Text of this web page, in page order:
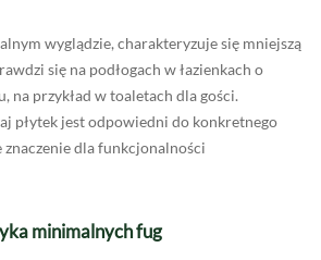
wyglądzie, charakteryzuje się mniejszą
się na podłogach w łazienkach o
na przykład w toaletach dla gości.
płytek jest odpowiedni do konkretnego
znaczenie dla funkcjonalności
minimalnych fug